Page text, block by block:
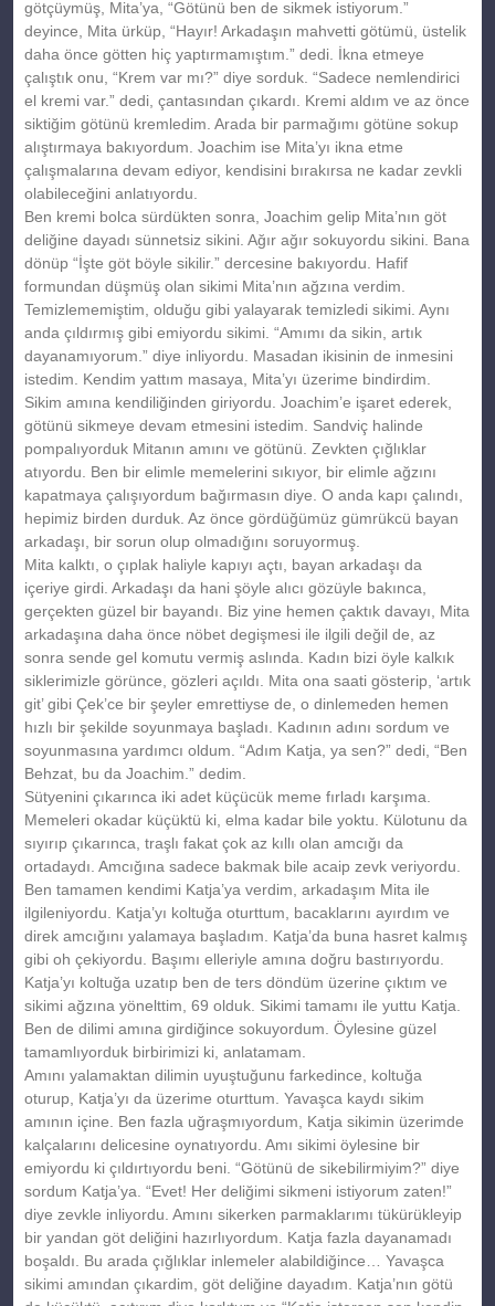
götçüymüş, Mita’ya, “Götünü ben de sikmek istiyorum.”
deyince, Mita ürküp, “Hayır! Arkadaşın mahvetti götümü, üstelik
daha önce götten hiç yaptırmamıştım.” dedi. İkna etmeye
çalıştık onu, “Krem var mı?” diye sorduk. “Sadece nemlendirici
el kremi var.” dedi, çantasından çıkardı. Kremi aldım ve az önce
siktiğim götünü kremledim. Arada bir parmağımı götüne sokup
alıştırmaya bakıyordum. Joachim ise Mita’yı ikna etme
çalışmalarına devam ediyor, kendisini bırakırsa ne kadar zevkli
olabileceğini anlatıyordu.
Ben kremi bolca sürdükten sonra, Joachim gelip Mita’nın göt
deliğine dayadı sünnetsiz sikini. Ağır ağır sokuyordu sikini. Bana
dönüp “İşte göt böyle sikilir.” dercesine bakıyordu. Hafif
formundan düşmüş olan sikimi Mita’nın ağzına verdim.
Temizlememiştim, olduğu gibi yalayarak temizledi sikimi. Aynı
anda çıldırmış gibi emiyordu sikimi. “Amımı da sikin, artık
dayanamıyorum.” diye inliyordu. Masadan ikisinin de inmesini
istedim. Kendim yattım masaya, Mita’yı üzerime bindirdim.
Sikim amına kendiliğinden giriyordu. Joachim’e işaret ederek,
götünü sikmeye devam etmesini istedim. Sandviç halinde
pompalıyorduk Mitanın amını ve götünü. Zevkten çığlıklar
atıyordu. Ben bir elimle memelerini sıkıyor, bir elimle ağzını
kapatmaya çalışıyordum bağırmasın diye. O anda kapı çalındı,
hepimiz birden durduk. Az önce gördüğümüz gümrükcü bayan
arkadaşı, bir sorun olup olmadığını soruyormuş.
Mita kalktı, o çıplak haliyle kapıyı açtı, bayan arkadaşı da
içeriye girdi. Arkadaşı da hani şöyle alıcı gözüyle bakınca,
gerçekten güzel bir bayandı. Biz yine hemen çaktık davayı, Mita
arkadaşına daha önce nöbet degişmesi ile ilgili değil de, az
sonra sende gel komutu vermiş aslında. Kadın bizi öyle kalkık
siklerimizle görünce, gözleri açıldı. Mita ona saati gösterip, ‘artık
git’ gibi Çek’ce bir şeyler emrettiyse de, o dinlemeden hemen
hızlı bir şekilde soyunmaya başladı. Kadının adını sordum ve
soyunmasına yardımcı oldum. “Adım Katja, ya sen?” dedi, “Ben
Behzat, bu da Joachim.” dedim.
Sütyenini çıkarınca iki adet küçücük meme fırladı karşıma.
Memeleri okadar küçüktü ki, elma kadar bile yoktu. Külotunu da
sıyırıp çıkarınca, traşlı fakat çok az kıllı olan amcığı da
ortadaydı. Amcığına sadece bakmak bile acaip zevk veriyordu.
Ben tamamen kendimi Katja’ya verdim, arkadaşım Mita ile
ilgileniyordu. Katja’yı koltuğa oturttum, bacaklarını ayırdım ve
direk amcığını yalamaya başladım. Katja’da buna hasret kalmış
gibi oh çekiyordu. Başımı elleriyle amına doğru bastırıyordu.
Katja’yı koltuğa uzatıp ben de ters döndüm üzerine çıktım ve
sikimi ağzına yönelttim, 69 olduk. Sikimi tamamı ile yuttu Katja.
Ben de dilimi amına girdiğince sokuyordum. Öylesine güzel
tamamlıyorduk birbirimizi ki, anlatamam.
Amını yalamaktan dilimin uyuştuğunu farkedince, koltuğa
oturup, Katja’yı da üzerime oturttum. Yavaşca kaydı sikim
amının içine. Ben fazla uğraşmıyordum, Katja sikimin üzerimde
kalçalarını delicesine oynatıyordu. Amı sikimi öylesine bir
emiyordu ki çıldırtıyordu beni. “Götünü de sikebilirmiyim?” diye
sordum Katja’ya. “Evet! Her deliğimi sikmeni istiyorum zaten!”
diye zevkle inliyordu. Amını sikerken parmaklarımı tükürükleyip
bir yandan göt deliğini hazırlıyordum. Katja fazla dayanamadı
boşaldı. Bu arada çığlıklar inlemeler alabildiğince… Yavaşca
sikimi amından çıkardim, göt deliğine dayadım. Katja’nın götü